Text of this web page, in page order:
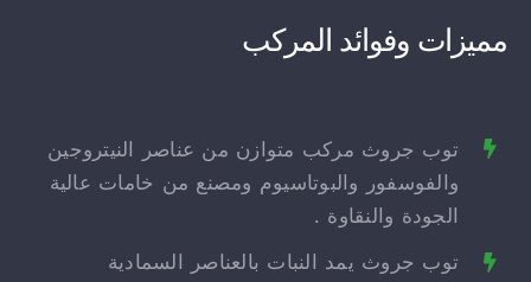
مميزات وفوائد المركب
توب جروث مركب متوازن من عناصر النيتروجين
والفوسفور والبوتاسيوم ومصنع من خامات عالية
الجودة والنقاوة .
توب جروث يمد النبات بالعناصر السمادية